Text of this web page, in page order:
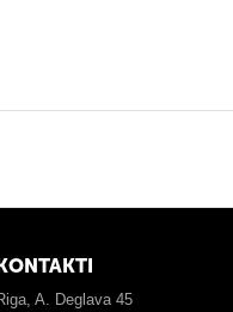
A. Deglava 45